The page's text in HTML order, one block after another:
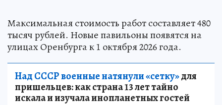
Максимальная стоимость работ составляет 480
тысяч рублей. Новые павильоны появятся на
улицах Оренбурга к 1 октября 2026 года.
Над СССР военные натянули «сетку»для
пришельцев: как страна 13 лет тайно
искала и изучала инопланетных гостей